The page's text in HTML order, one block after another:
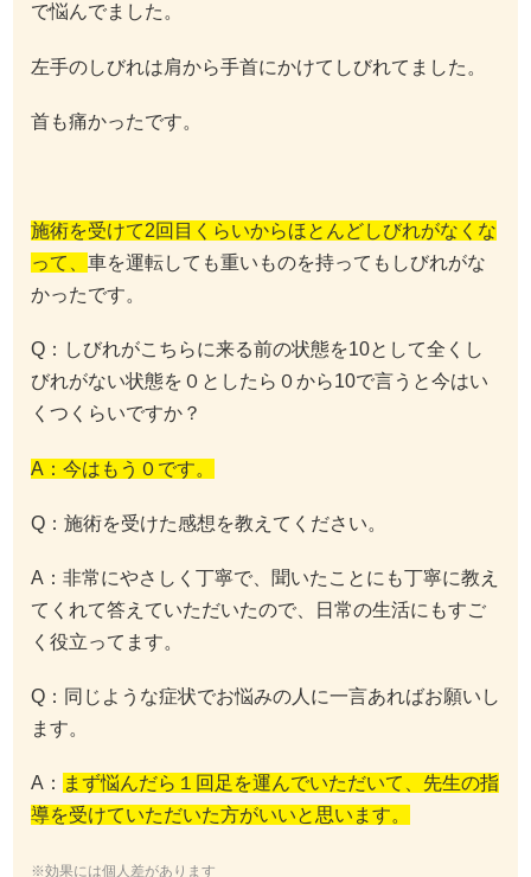
で悩んでました。
左手のしびれは肩から手首にかけてしびれてました。
首も痛かったです。
施術を受けて2回目くらいからほとんどしびれがなくな
って、 車を運転しても重いものを持ってもしびれがな
かったです。
Q：しびれがこちらに来る前の状態を10として全くし
びれがない状態を０としたら０から10で言うと今はい
くつくらいですか？
A：今はもう０です。
Q：施術を受けた感想を教えてください。
A：非常にやさしく丁寧で、聞いたことにも丁寧に教え
てくれて答えていただいたので、日常の生活にもすご
く役立ってます。
Q：同じような症状でお悩みの人に一言あればお願いし
ます。
A： まず悩んだら１回足を運んでいただいて、先生の指
導を受けていただいた方がいいと思います。
※効果には個人差があります